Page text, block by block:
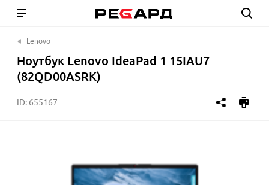
Lenovo
Ноутбук Lenovo IdeaPad 1 15IAU7
(82QD00ASRK)
ID: 655167